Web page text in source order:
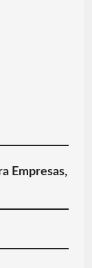
Empresas,